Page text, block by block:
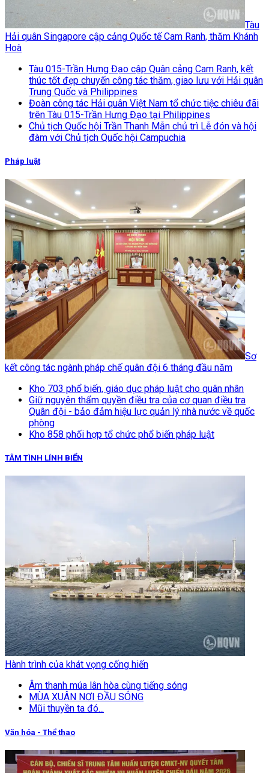
Tàu
Hải quân Singapore cập cảng Quốc tế Cam Ranh, thăm Khánh
Hoà
Tàu 015-Trần Hưng Đạo cập Quân cảng Cam Ranh, kết
thúc tốt đẹp chuyến công tác thăm, giao lưu với Hải quân
Trung Quốc và Philippines
Đoàn công tác Hải quân Việt Nam tổ chức tiệc chiêu đãi
trên Tàu 015-Trần Hưng Đạo tại Philippines
Chủ tịch Quốc hội Trần Thanh Mẫn chủ trì Lễ đón và hội
đàm với Chủ tịch Quốc hội Campuchia
Pháp luật
Sơ
kết công tác ngành pháp chế quân đội 6 tháng đầu năm
Kho 703 phổ biến, giáo dục pháp luật cho quân nhân
Giữ nguyên thẩm quyền điều tra của cơ quan điều tra
Quân đội - bảo đảm hiệu lực quản lý nhà nước về quốc
phòng
Kho 858 phối hợp tổ chức phổ biến pháp luật
TÂM TÌNH LÍNH BIỂN
Hành trình của khát vọng cống hiến
Âm thanh múa lân hòa cùng tiếng sóng
MÙA XUÂN NƠI ĐẦU SÓNG
Mũi thuyền ta đó...
Văn hóa - Thể thao